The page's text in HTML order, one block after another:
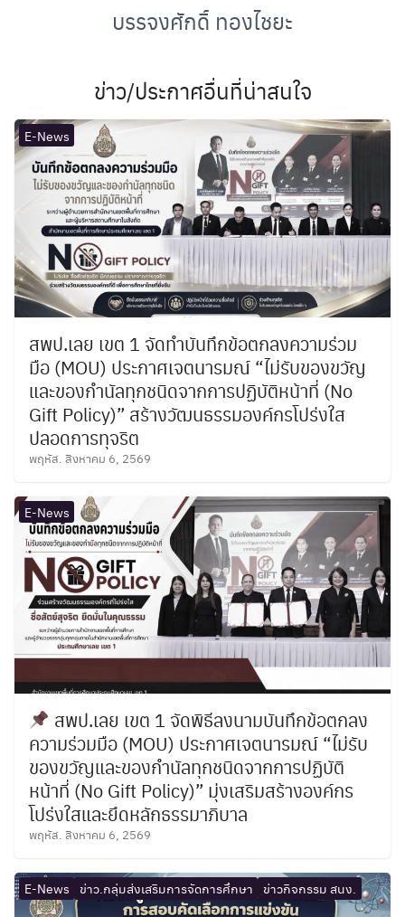
บรรจงศักดิ์ ทองไชยะ
ข่าว/ประกาศอื่นที่น่าสนใจ
E-News
สพป.เลย เขต 1 จัดทำบันทึกข้อตกลงความร่วม
มือ (MOU) ประกาศเจตนารมณ์ “ไม่รับของขวัญ
และของกำนัลทุกชนิดจากการปฏิบัติหน้าที่ (No
Gift Policy)” สร้างวัฒนธรรมองค์กรโปร่งใส
ปลอดการทุจริต
พฤหัส. สิงหาคม 6, 2569
E-News
สพป.เลย เขต 1 จัดพิธีลงนามบันทึกข้อตกลง
ความร่วมมือ (MOU) ประกาศเจตนารมณ์ “ไม่รับ
ของขวัญและของกำนัลทุกชนิดจากการปฏิบัติ
หน้าที่ (No Gift Policy)” มุ่งเสริมสร้างองค์กร
โปร่งใสและยึดหลักธรรมาภิบาล
พฤหัส. สิงหาคม 6, 2569
E-News ข่าว.กลุ่มส่งเสริมการจัดการศึกษา ข่าวกิจกรรม สนง.